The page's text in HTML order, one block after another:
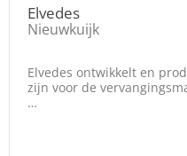
Elvedes
Nieuwkuijk
Elvedes ontwikkelt en
zijn voor de
…